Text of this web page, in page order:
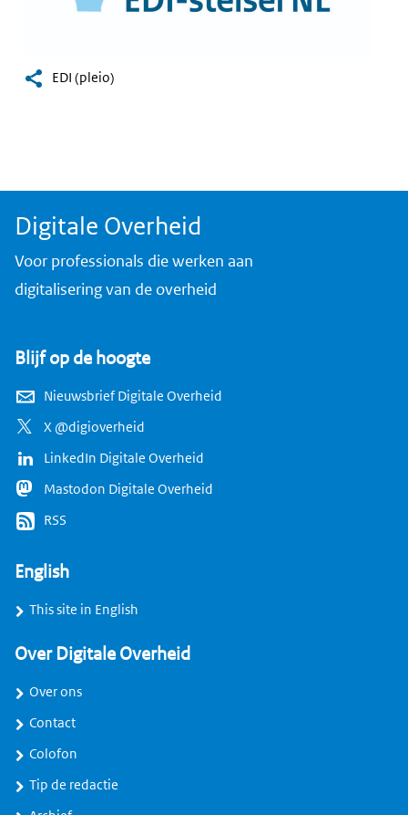
EDI (pleio)
Digitale Overheid
Voor professionals die werken aan
digitalisering van de overheid
Blijf op de hoogte
Nieuwsbrief Digitale Overheid
X @digioverheid
LinkedIn Digitale Overheid
Mastodon Digitale Overheid
RSS
English
This site in English
Over Digitale Overheid
Over ons
Contact
Colofon
Tip de redactie